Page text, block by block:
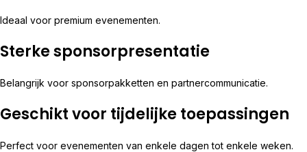
Ideaal voor premium evenementen.
Sterke sponsorpresentatie
Belangrijk voor sponsorpakketten en partnercommunicatie.
Geschikt voor tijdelijke toepassingen
Perfect voor evenementen van enkele dagen tot enkele weken.